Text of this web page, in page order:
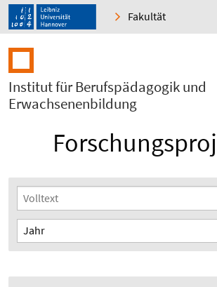
Fakultät
Institut für Berufspädagogik und
Erwachsenenbildung